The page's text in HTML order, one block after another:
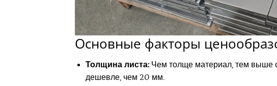
Основные факторы
Толщина листа:Чем толще материал, тем выше
дешевле, чем 20 мм.